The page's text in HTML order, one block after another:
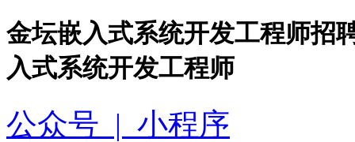
金坛嵌入式系统开发工程师招
入式系统开发工程师
公众号 | 小程序